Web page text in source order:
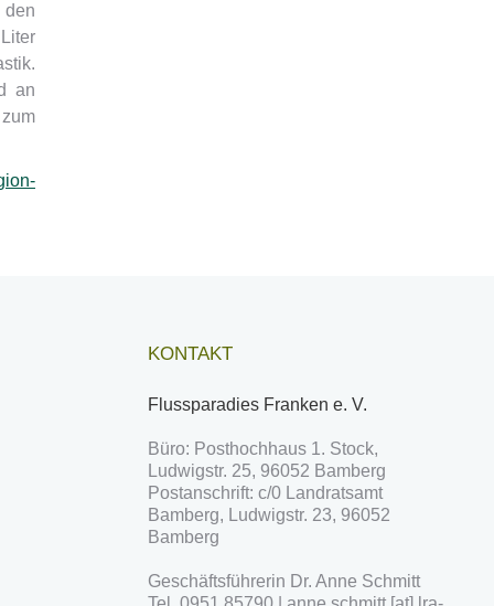
den
an
KONTAKT
Flussparadies Franken e. V.
Büro: Posthochhaus 1. Stock,
Ludwigstr. 25, 96052 Bamberg
Postanschrift: c/0 Landratsamt
Bamberg, Ludwigstr. 23, 96052
Bamberg
Geschäftsführerin Dr. Anne Schmitt